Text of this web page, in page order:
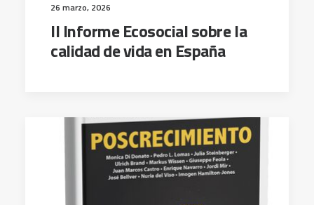
26 marzo, 2026
II Informe Ecosocial sobre la
calidad de vida en España